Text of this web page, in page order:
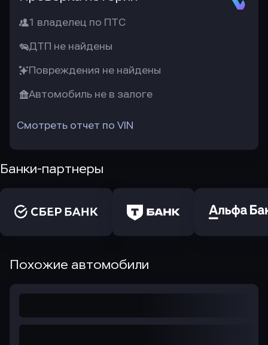
1 владелец по ПТС
ДТП не найдены
Повреждения не найдены
Автомобиль не в залоге
Смотреть отчет по VIN
Банки-партнеры
Похожие автомобили